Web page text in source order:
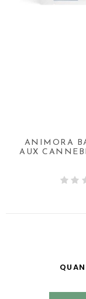
ANIMORA
AUX